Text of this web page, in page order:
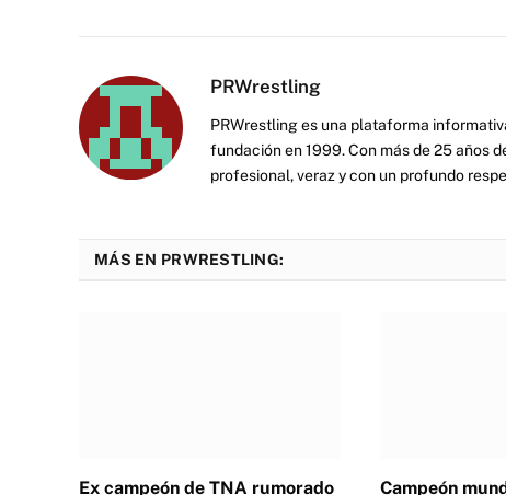
PRWrestling
PRWrestling es una plataforma
fundación en 1999. Con más de 25 años
profesional, veraz y con un profundo
MÁS EN PRWRESTLING:
Ex campeón de TNA rumorado Campeón